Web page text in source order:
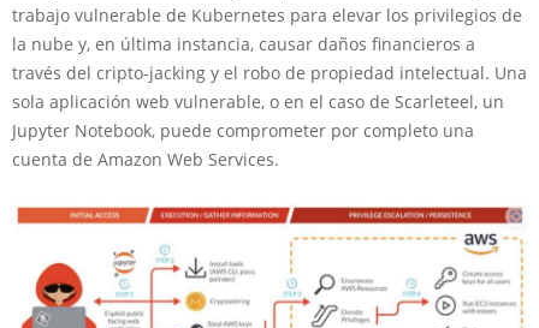
trabajo vulnerable de Kubernetes para elevar los privilegios de
la nube y, en última instancia, causar daños financieros a
través del cripto-jacking y el robo de propiedad intelectual. Una
sola aplicación web vulnerable, o en el caso de Scarleteel, un
Jupyter Notebook, puede comprometer por completo una
cuenta de Amazon Web Services.